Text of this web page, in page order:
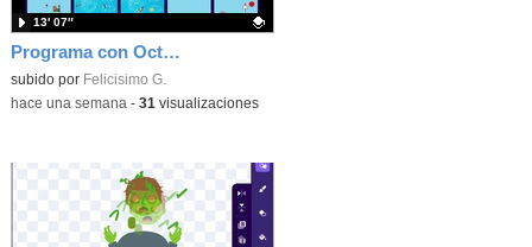
Programa con OctoStudio, un juego de disparos contra Zombies con un cargador basado en el House of the dead
Contenido educativo.
subido por Felicisimo G.
13′ 07″
-hace una semana - 31 visualizaciones